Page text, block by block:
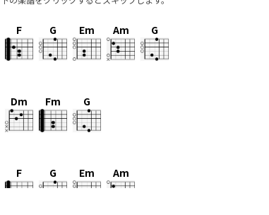
F G Em Am G
Dm Fm G
F G Em Am